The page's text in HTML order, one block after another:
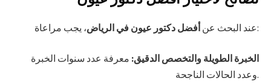
عند البحث عنأفضل دكتور عيون في الرياض ، يجب مراعاة:
الخبرة الطويلة والتخصص الدقيق: معرفة عدد سنوات الخبرة
وعدد الحالات الناجحة.